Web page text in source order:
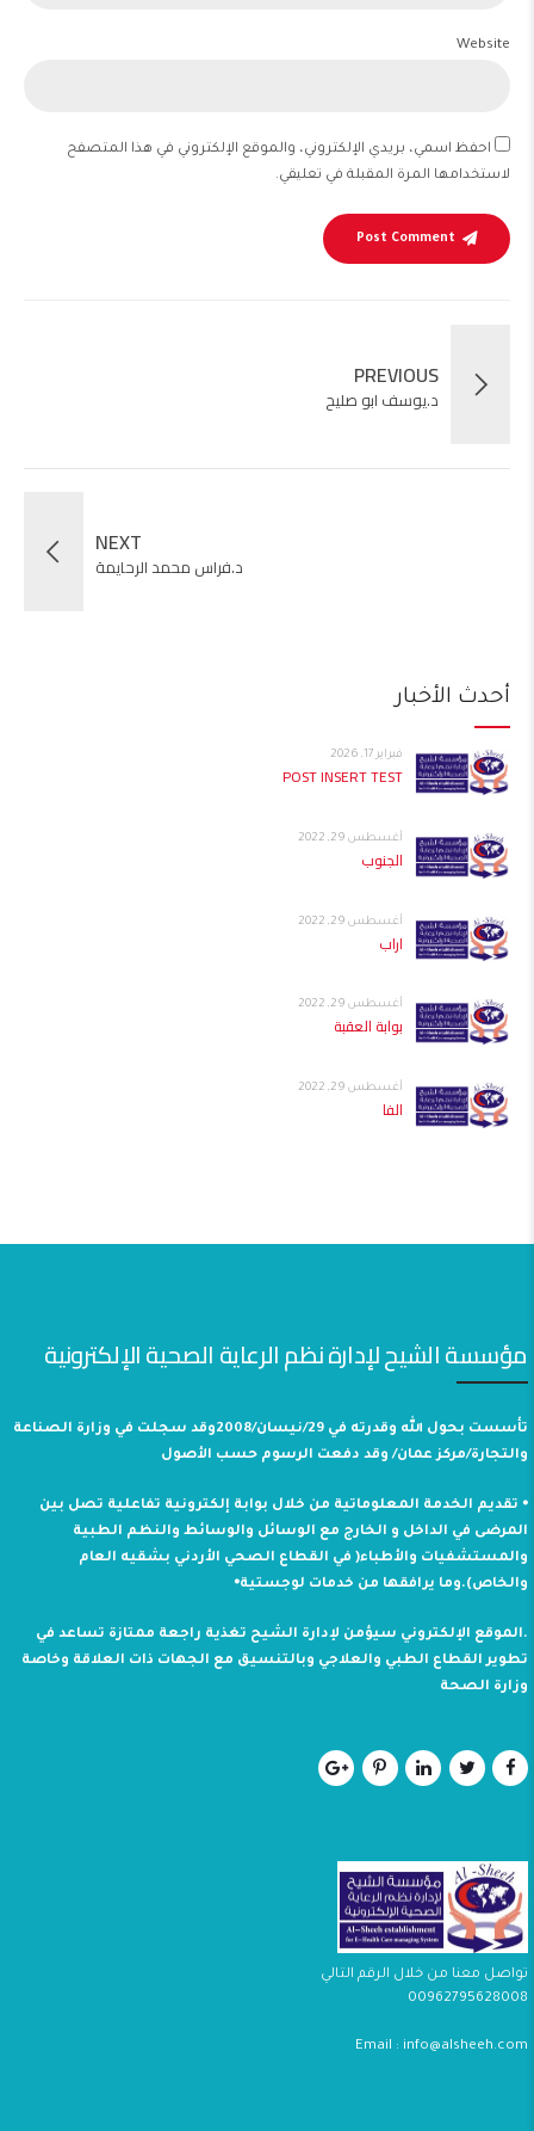
Website
احفظ اسمي، بريدي الإلكتروني، والموقع الإلكتروني في هذا المتصفح
لاستخدامها المرة المقبلة في تعليقي.
Post Comment
PREVIOUS
د.يوسف ابو صليح
NEXT
د.فراس محمد الرحايمة
أحدث الأخبار
فبراير 17, 2026
POST INSERT TEST
أغسطس 29, 2022
الجنوب
أغسطس 29, 2022
اراب
أغسطس 29, 2022
بوابة العقبة
أغسطس 29, 2022
الفا
مؤسسة الشيح لإدارة نظم الرعاية الصحية الإلكترونية
تأسست بحول الله وقدرته في 29/نيسان/2008وقد سجلت في وزارة الصناعة
والتجارة/مركز عمان/ وقد دفعت الرسوم حسب الأصول
⦁ تقديم الخدمة المعلوماتية من خلال بوابة إلكترونية تفاعلية تصل بين
المرضى في الداخل و الخارج مع الوسائل والوسائط والنظم الطبية
والمستشفيات والأطباء( في القطاع الصحي الأردني بشقيه العام
والخاص).وما يرافقها من خدمات لوجستية⦁
.الموقع الإلكتروني سيؤمن لإدارة الشيح تغذية راجعة ممتازة تساعد في
تطوير القطاع الطبي والعلاجي وبالتنسيق مع الجهات ذات العلاقة وخاصة
وزارة الصحة
تواصل معنا من خلال الرقم التالي
00962795628008
Email : info@alsheeh.com